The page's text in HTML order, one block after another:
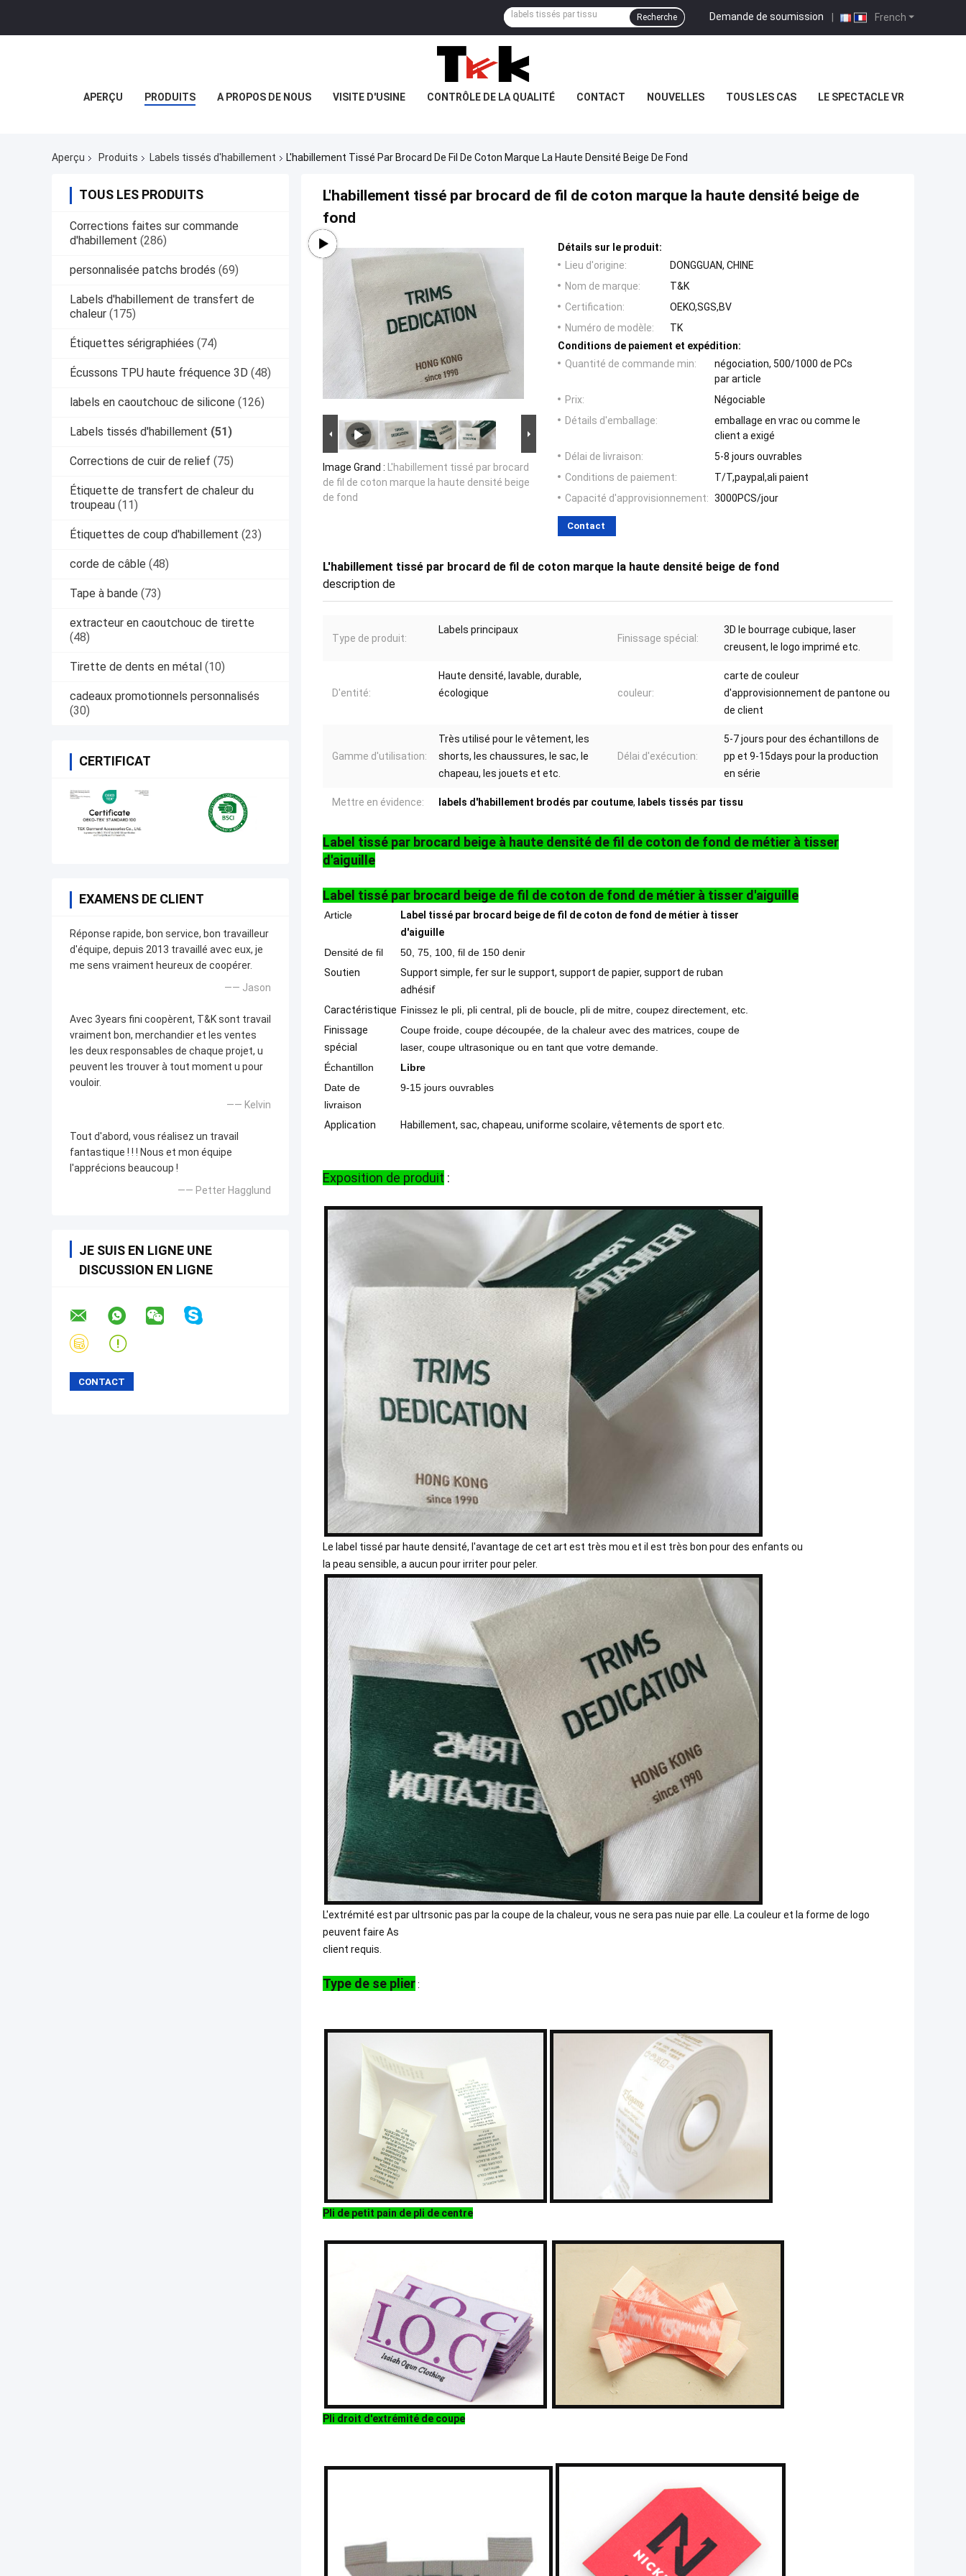
French
Demande de soumission |
Recherche
APERÇU PRODUITS A PROPOS DE NOUS VISITE D'USINE CONTRÔLE DE LA QUALITÉ CONTACT NOUVELLES TOUS LES CAS LE SPECTACLE VR
Aperçu Produits Labels tissés d'habillement L'habillement Tissé Par Brocard De Fil De Coton Marque La Haute Densité Beige De Fond
TOUS LES PRODUITS
Corrections faites sur commande
d'habillement (286)
personnalisée patchs brodés (69)
Labels d'habillement de transfert de
chaleur (175)
Étiquettes sérigraphiées (74)
Écussons TPU haute fréquence 3D (48)
labels en caoutchouc de silicone (126)
Labels tissés d'habillement (51)
Corrections de cuir de relief (75)
Étiquette de transfert de chaleur du
troupeau (11)
Étiquettes de coup d'habillement (23)
corde de câble (48)
Tape à bande (73)
extracteur en caoutchouc de tirette
(48)
Tirette de dents en métal (10)
cadeaux promotionnels personnalisés
(30)
CERTIFICAT
EXAMENS DE CLIENT
Réponse rapide, bon service, bon travailleur
d'équipe, depuis 2013 travaillé avec eux, je
me sens vraiment heureux de coopérer.
—— Jason
Avec 3years fini coopèrent, T&K sont travail
vraiment bon, merchandier et les ventes
les deux responsables de chaque projet, u
peuvent les trouver à tout moment u pour
vouloir.
—— Kelvin
Tout d'abord, vous réalisez un travail
fantastique ! ! ! Nous et mon équipe
l'apprécions beaucoup !
—— Petter Hagglund
JE SUIS EN LIGNE UNE
DISCUSSION EN LIGNE
L'habillement tissé par brocard de fil de coton marque la haute densité beige de
fond
Image Grand : L'habillement tissé par brocard
de fil de coton marque la haute densité beige
de fond
Détails sur le produit:
Lieu d'origine:
DONGGUAN, CHINE
Nom de marque:
T&K
Certification:
OEKO,SGS,BV
Numéro de modèle:
TK
Conditions de paiement et expédition:
Quantité de commande min:
négociation, 500/1000 de PCs
par article
Prix:
Négociable
Détails d'emballage:
emballage en vrac ou comme le
client a exigé
Délai de livraison:
5-8 jours ouvrables
Conditions de paiement:
T/T,paypal,ali paient
Capacité d'approvisionnement: 3000PCS/jour
Contact
L'habillement tissé par brocard de fil de coton marque la haute densité beige de fond
description de
Type de produit:
Labels principaux
Finissage spécial:
3D le bourrage cubique, laser
creusent, le logo imprimé etc.
D'entité:
Haute densité, lavable, durable,
écologique
couleur:
carte de couleur
d'approvisionnement de pantone ou
de client
Gamme d'utilisation:
Très utilisé pour le vêtement, les
shorts, les chaussures, le sac, le
chapeau, les jouets et etc.
Délai d'exécution:
5-7 jours pour des échantillons de
pp et 9-15days pour la production
en série
Mettre en évidence: labels d'habillement brodés par coutume, labels tissés par tissu
Label tissé par brocard beige à haute densité de fil de coton de fond de métier à tisser
d'aiguille
Label tissé par brocard beige de fil de coton de fond de métier à tisser d'aiguille
Article
Label tissé par brocard beige de fil de coton de fond de métier à tisser
d'aiguille
Densité de fil
50, 75, 100, fil de 150 denir
Soutien
Support simple, fer sur le support, support de papier, support de ruban
adhésif
Caractéristique Finissez le pli, pli central, pli de boucle, pli de mitre, coupez directement, etc.
Finissage
spécial
Coupe froide, coupe découpée, de la chaleur avec des matrices, coupe de
laser, coupe ultrasonique ou en tant que votre demande.
Échantillon
Libre
Date de
livraison
9-15 jours ouvrables
Application Habillement, sac, chapeau, uniforme scolaire, vêtements de sport etc.
Exposition de produit :
Le label tissé par haute densité, l'avantage de cet art est très mou et il est très bon pour des enfants ou
la peau sensible, a aucun pour irriter pour peler.
L'extrémité est par ultrsonic pas par la coupe de la chaleur, vous ne sera pas nuie par elle. La couleur et la forme de logo
peuvent faire As
client requis.
Type de se plier:
Pli de petit pain de pli de centre
Pli droit d'extrémité de coupe